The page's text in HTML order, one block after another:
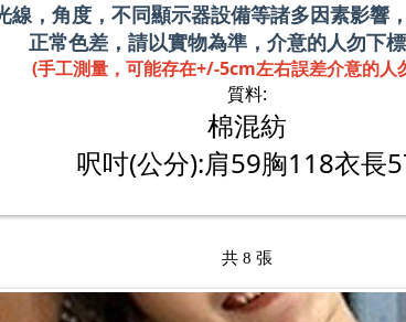
線，角度，不同顯示器設備等諸多因素影響
正常色差，請以實物為準，介意的人勿下標
(手工測量，可能存在+/-5cm左右誤差介意的人
質料:
棉混紡
呎吋(公分):肩59胸118衣長
共 8 張